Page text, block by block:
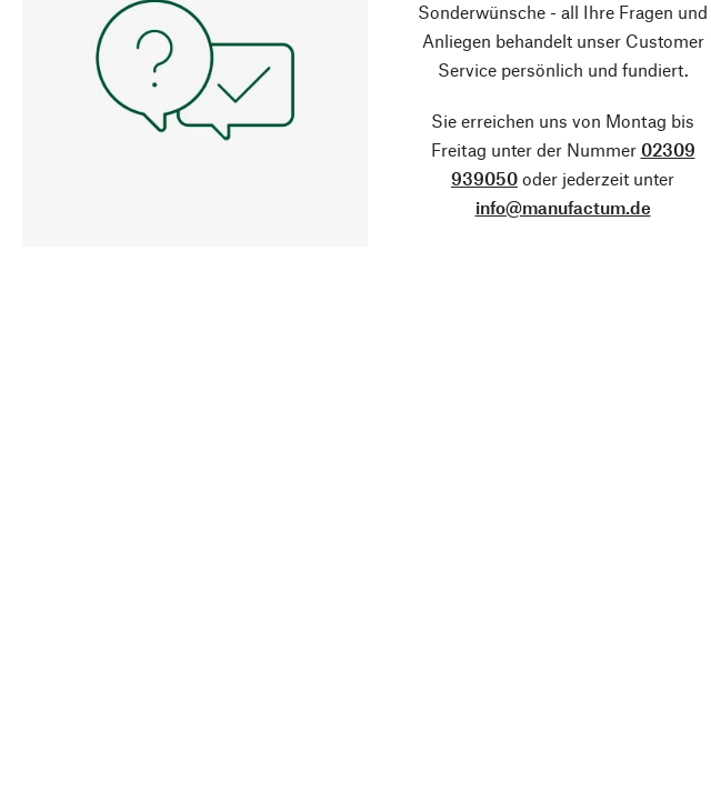
Sonderwünsche - all Ihre Fragen und
Anliegen behandelt unser Customer
Service persönlich und fundiert.
Sie erreichen uns von Montag bis
Freitag unter der Nummer 02309
939050 oder jederzeit unter
info@manufactum.de